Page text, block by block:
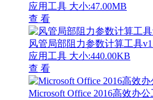
应用工具 大小:47.00MB
查 看
风管局部阻力参数计算工具
应用工具 大小:440.00KB
查 看
Microsoft Office 2016高效办公